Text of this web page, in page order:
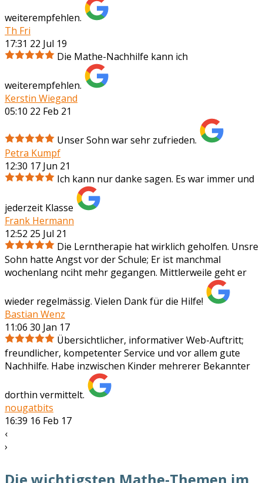
weiterempfehlen.
Th Fri
17:31 22 Jul 19
Die Mathe-Nachhilfe kann ich
weiterempfehlen.
Kerstin Wiegand
05:10 22 Feb 21
Unser Sohn war sehr zufrieden.
Petra Kumpf
12:30 17 Jun 21
Ich kann nur danke sagen. Es war immer und
jederzeit Klasse
Frank Hermann
12:52 25 Jul 21
Die Lerntherapie hat wirklich geholfen. Unsre
Sohn hatte Angst vor der Schule; Er ist manchmal
wochenlang nciht mehr gegangen. Mittlerweile geht er
wieder regelmässig. Vielen Dank für die Hilfe!
Bastian Wenz
11:06 30 Jan 17
Übersichtlicher, informativer Web-Auftritt;
freundlicher, kompetenter Service und vor allem gute
Nachhilfe. Habe inzwischen Kinder mehrerer Bekannter
dorthin vermittelt.
nougatbits
16:39 16 Feb 17
‹
›
Die wichtigsten Mathe-Themen im